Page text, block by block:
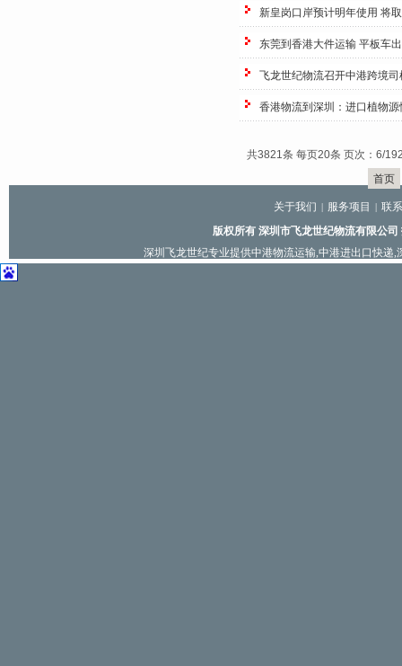
新皇岗口岸预计明年使用 将
东莞到香港大件运输 平板车
飞龙世纪物流召开中港跨境
香港物流到深圳：进口植物
共3821条 每页20条 页次：6/
首页
关于我们 | 服务项目 | 联
版权所有 深圳市飞龙世纪物流有限公司
深圳飞龙世纪专业提供中港物流运输,中港进出口快递,